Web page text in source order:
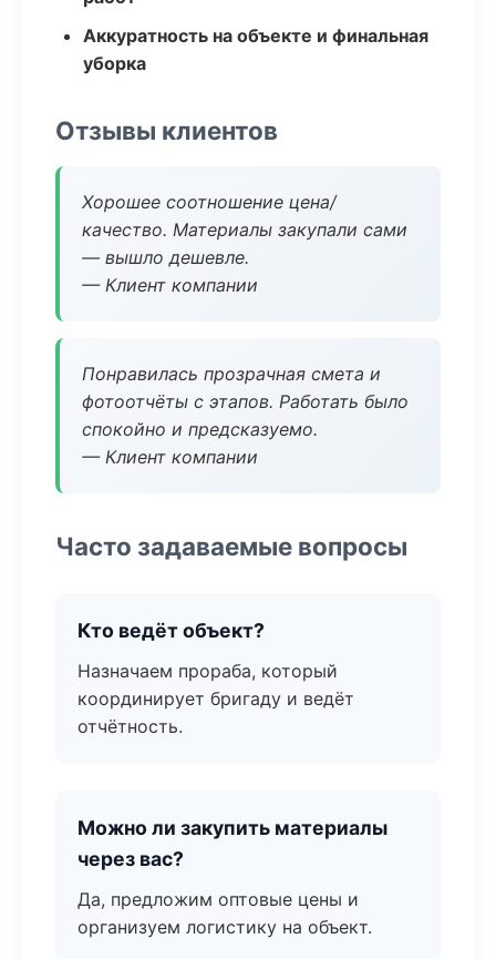
Аккуратность на объекте и финальная
уборка
Отзывы клиентов
Хорошее соотношение цена/
качество. Материалы закупали сами
— вышло дешевле.
— Клиент компании
Понравилась прозрачная смета и
фотоотчёты с этапов. Работать было
спокойно и предсказуемо.
— Клиент компании
Часто задаваемые вопросы
Кто ведёт объект?
Назначаем прораба, который
координирует бригаду и ведёт
отчётность.
Можно ли закупить материалы
через вас?
Да, предложим оптовые цены и
организуем логистику на объект.